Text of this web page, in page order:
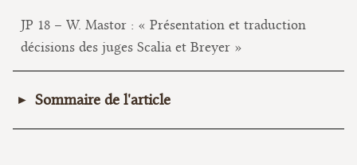
JP 18 – W. Mastor : « Présentation et traduction
décisions des juges Scalia et Breyer »
Sommaire de l'article